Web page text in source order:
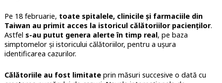
Pe 18 februarie, toate spitalele, clinicile și farmaciile din
Taiwan au primit acces la istoricul călătoriilor pacienților.
Astfel s-au putut genera alerte în timp real, pe baza
simptomelor și istoricului călătoriilor, pentru a ușura
identificarea cazurilor.
Călătoriile au fost limitateprin măsuri succesive o dată cu